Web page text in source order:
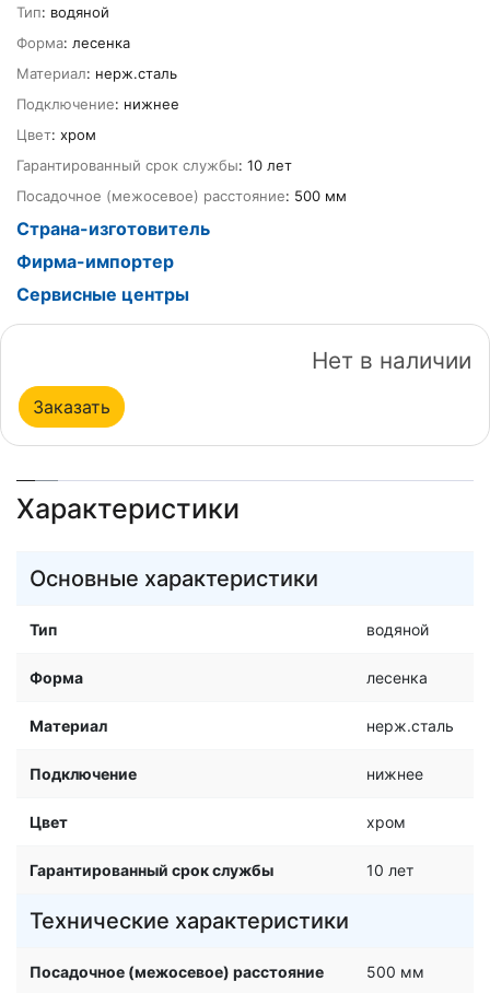
Тип: водяной
Форма: лесенка
Материал: нерж.сталь
Подключение: нижнее
Цвет: хром
Гарантированный срок службы: 10 лет
Посадочное (межосевое) расстояние: 500 мм
Страна-изготовитель
Фирма-импортер
Сервисные центры
Нет в наличии
Заказать
Характеристики
Основные характеристики
Тип водяной
Форма лесенка
Материал нерж.сталь
Подключение нижнее
Цвет хром
Гарантированный срок службы 10 лет
Технические характеристики
Посадочное (межосевое) расстояние 500 мм